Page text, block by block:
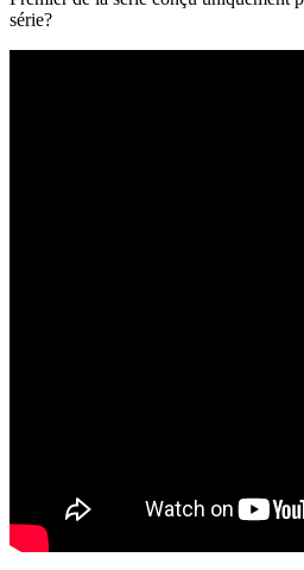
série?